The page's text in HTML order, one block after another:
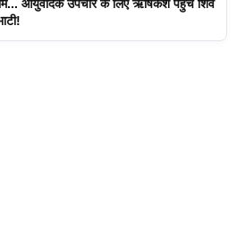
आयुर्वेदिक उपचार के लिए ऋषिकेश पहुंचे शिव